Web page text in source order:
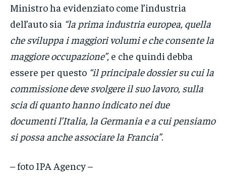
Ministro ha evidenziato come l’industria
dell’auto sia “la prima industria europea, quella
che sviluppa i maggiori volumi e che consente la
maggiore occupazione”, e che quindi debba
essere per questo “il principale dossier su cui la
commissione deve svolgere il suo lavoro, sulla
scia di quanto hanno indicato nei due
documenti l’Italia, la Germania e a cui pensiamo
si possa anche associare la Francia”.
– foto IPA Agency –